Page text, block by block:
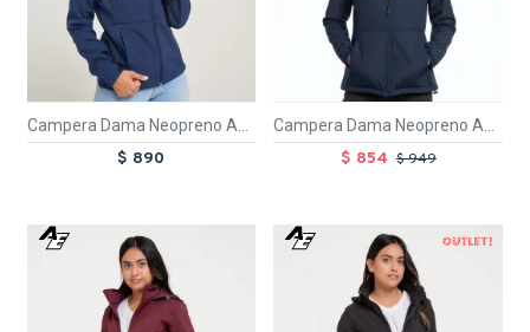
Campera Dama Neopreno AE Azul
$ 890
Campera Dama Neopreno Azul
$ 854 $ 949
TEXTTRANSPARENTE OUT